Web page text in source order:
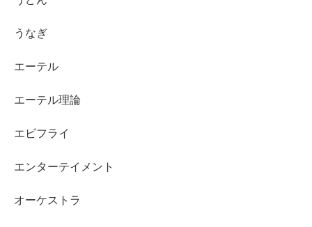
うなぎ
エーテル
エーテル理論
エビフライ
エンターテイメント
オーケストラ